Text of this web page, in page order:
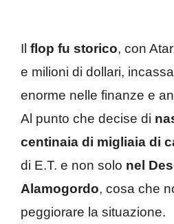
Il flop fu storico, con
e milioni di dollari,
enorme nelle finanze e
Al punto che decise di
centinaia di migliaia di
di E.T. e non solo nel
Alamogordo, cosa che
peggiorare la situazione.